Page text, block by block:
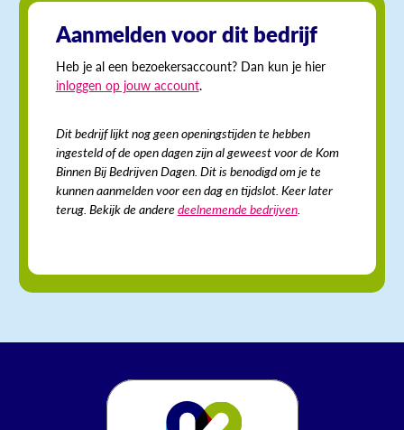
Aanmelden voor dit bedrijf
Heb je al een bezoekersaccount? Dan kun je hier
inloggen op jouw account.
Dit bedrijf lijkt nog geen openingstijden te hebben
ingesteld of de open dagen zijn al geweest voor de Kom
Binnen Bij Bedrijven Dagen. Dit is benodigd om je te
kunnen aanmelden voor een dag en tijdslot. Keer later
terug. Bekijk de anderedeelnemende bedrijven.